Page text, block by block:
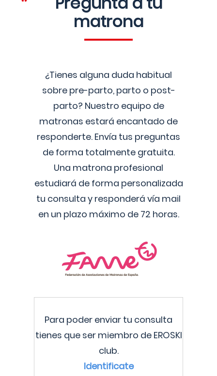
matrona
¿Tienes alguna duda habitual
sobre pre-parto, parto o post-
parto? Nuestro equipo de
matronas estará encantado de
responderte. Envía tus preguntas
de forma totalmente gratuita.
Una matrona profesional
estudiará de forma personalizada
tu consulta y responderá vía mail
en un plazo máximo de 72 horas.
Para poder enviar tu consulta
tienes que ser miembro de EROSKI
club.
Identificate